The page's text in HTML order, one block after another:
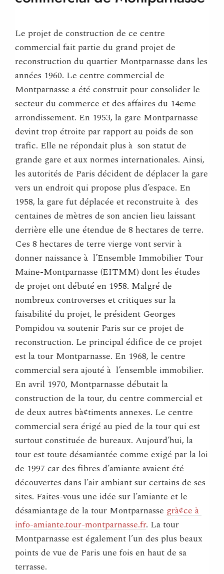
Le projet de construction de ce centre
commercial fait partie du grand projet de
reconstruction du quartier Montparnasse dans les
années 1960. Le centre commercial de
Montparnasse a été construit pour consolider le
secteur du commerce et des affaires du 14eme
arrondissement. En 1953, la gare Montparnasse
devint trop étroite par rapport au poids de son
trafic. Elle ne répondait plus à son statut de
grande gare et aux normes internationales. Ainsi,
les autorités de Paris décident de déplacer la gare
vers un endroit qui propose plus d’espace. En
1958, la gare fut déplacée et reconstruite à des
centaines de mètres de son ancien lieu laissant
derrière elle une étendue de 8 hectares de terre.
Ces 8 hectares de terre vierge vont servir à
donner naissance à l’Ensemble Immobilier Tour
Maine-Montparnasse (EITMM) dont les études
de projet ont débuté en 1958. Malgré de
nombreux controverses et critiques sur la
faisabilité du projet, le président Georges
Pompidou va soutenir Paris sur ce projet de
reconstruction. Le principal édifice de ce projet
est la tour Montparnasse. En 1968, le centre
commercial sera ajouté à l’ensemble immobilier.
En avril 1970, Montparnasse débutait la
construction de la tour, du centre commercial et
de deux autres bà¢timents annexes. Le centre
commercial sera érigé au pied de la tour qui est
surtout constituée de bureaux. Aujourd’hui, la
tour est toute désamiantée comme exigé par la loi
de 1997 car des fibres d’amiante avaient été
découvertes dans l’air ambiant sur certains de ses
sites. Faites-vous une idée sur l’amiante et le
désamiantage de la tour Montparnasse grà¢ce à
info-amiante.tour-montparnasse.fr. La tour
Montparnasse est également l’un des plus beaux
points de vue de Paris une fois en haut de sa
terrasse.